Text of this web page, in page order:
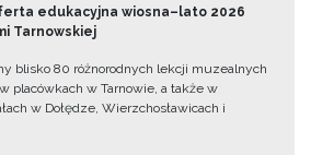
edukacyjna wiosna–lato 2026
Tarnowskiej
blisko 80 różnorodnych lekcji muzealnych
placówkach w Tarnowie, a także w
w Dołędze, Wierzchosławicach i